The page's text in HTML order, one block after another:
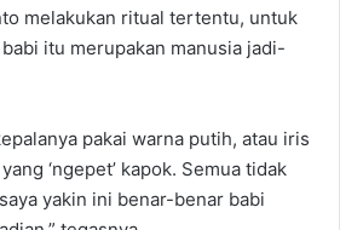
melakukan ritual tertentu, untuk
itu merupakan manusia jadi-
pakai warna putih, atau iris
‘ngepet’ kapok. Semua tidak
yakin ini benar-benar babi